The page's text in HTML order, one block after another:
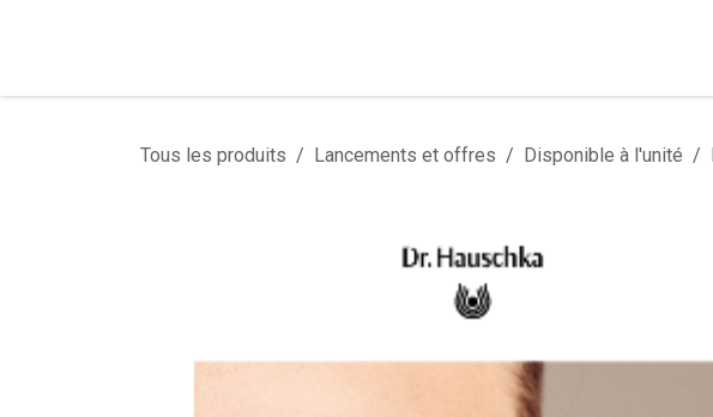
Tous les produits Lancements et offres Disponible à l'unité